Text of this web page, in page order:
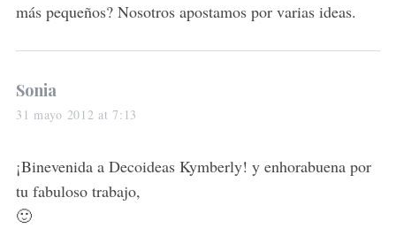
más pequeños? Nosotros apostamos por varias ideas.
s
a
s
:
Sonia
31 mayo 2012 at 7:13
¡Binevenida a Decoideas Kymberly! y enhorabuena por
tu fabuloso trabajo,
🙂